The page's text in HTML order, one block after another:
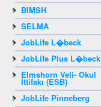
BIMSH
SELMA
JobLife L�beck
JobLife Plus L�beck
Elmshorn Veli- Okul
İttifakı (ESB)
JobLife Pinneberg